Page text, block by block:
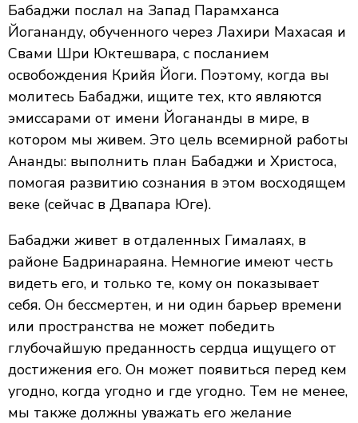
Бабаджи послал на Запад Парамханса
Йогананду, обученного через Лахири Махасая и
Свами Шри Юктешвара, с посланием
освобождения Крийя Йоги. Поэтому, когда вы
молитесь Бабаджи, ищите тех, кто являются
эмиссарами от имени Йогананды в мире, в
котором мы живем. Это цель всемирной работы
Ананды: выполнить план Бабаджи и Христоса,
помогая развитию сознания в этом восходящем
веке (сейчас в Двапара Юге).
Бабаджи живет в отдаленных Гималаях, в
районе Бадринараяна. Немногие имеют честь
видеть его, и только те, кому он показывает
себя. Он бессмертен, и ни один барьер времени
или пространства не может победить
глубочайшую преданность сердца ищущего от
достижения его. Он может появиться перед кем
угодно, когда угодно и где угодно. Тем не менее,
мы также должны уважать его желание